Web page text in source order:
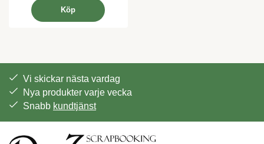
Köp
Vi skickar nästa vardag
Nya produkter varje vecka
Snabb kundtjänst